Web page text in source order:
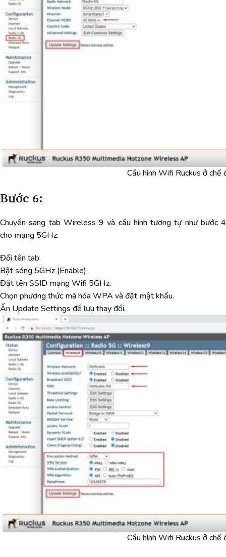
Cấu hình Wifi Ruckus ở chế
Bước 6:
Chuyển sang tab Wireless 9 và cấu hình tương tự như bước 4
cho mạng 5GHz:
Đổi tên tab.
Bật sóng 5GHz (Enable).
Đặt tên SSID mạng Wifi 5GHz.
Chọn phương thức mã hóa WPA và đặt mật khẩu.
Ấn Update Settings để lưu thay đổi.
Cấu hình Wifi Ruckus ở chế